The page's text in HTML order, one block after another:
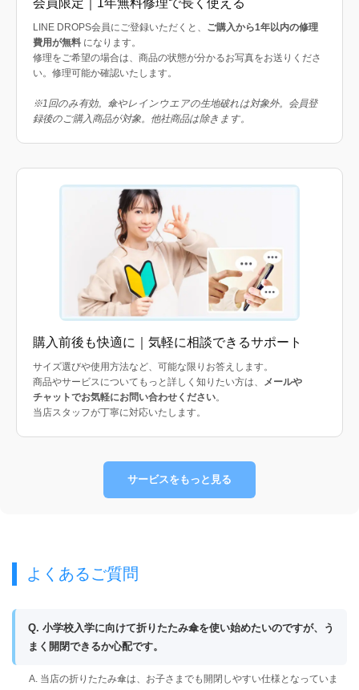
LINE DROPS会員にご登録いただくと、 ご購入から1年以内の修理
費用が無料 になります。
修理をご希望の場合は、商品の状態が分かるお写真をお送りくださ
い。修理可能か確認いたします。
※1回のみ有効。傘やレインウエアの生地破れは対象外。会員登
録後のご購入商品が対象。他社商品は除きます。
購入前後も快適に｜気軽に相談できるサポート
サイズ選びや使用方法など、可能な限りお答えします。
商品やサービスについてもっと詳しく知りたい方は、
メールや
チャットでお気軽にお問い合わせください。
当店スタッフが丁寧に対応いたします。
サービスをもっと見る
よくあるご質問
Q. 小学校入学に向けて折りたたみ傘を使い始めたいのですが、う
まく開閉できるか心配です。
A. 当店の折りたたみ傘は、お子さまでも開閉しやすい仕様となっていま